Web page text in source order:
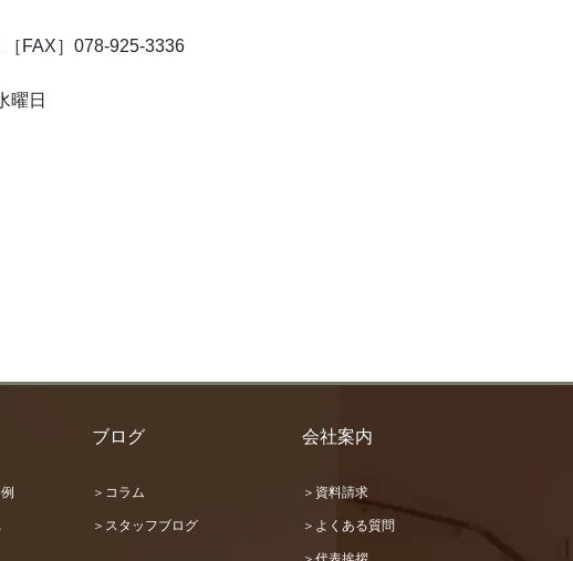
［FAX］078-925-3336
曜日
ブログ
＞コラム
＞スタッフブログ
会社案内
＞資料請求
＞よくある質問